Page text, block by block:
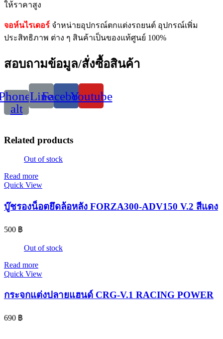
ให้ราคาสูง
จอห์นไรเดอร์ จำหน่ายอุปกรณ์ตกแต่งรถยนต์ อุปกรณ์เพิ่ม
ประสิทธิภาพ ต่าง ๆ สินค้าเป็นของแท้ศูนย์ 100%
สอบถามข้อมูล/สั่งซื้อสินค้า
alt
LineFacebookYoutube
Related products
Out of stock
Read more
Quick View
บู๊ชรองน็อตยึดล้อหลัง FORZA300-ADV150 V.2 สีแดง
500 ฿
Out of stock
Read more
Quick View
กระจกแต่งปลายแฮนด์ CRG-V.1 RACING POWER
690 ฿